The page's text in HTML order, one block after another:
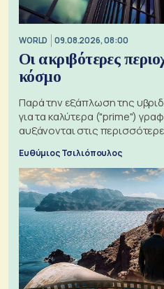
WORLD 09.08.2026, 08:00
Οι ακριβότερες
κόσμο
Παρά την εξάπλωση της
για τα καλύτερα ("prime")
αυξάνονται στις
Ευθύμιος Τσιλιόπουλος